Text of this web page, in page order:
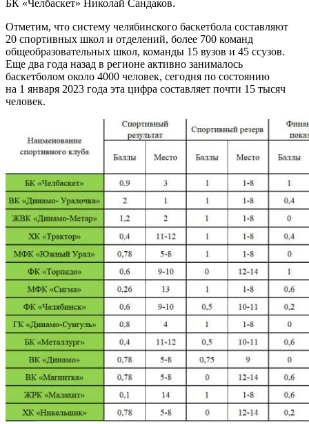
БК «Челбаскет» Николай Сандаков.
Отметим, что систему челябинского баскетбола составляют
20 спортивных школ и отделений, более 700 команд
общеобразовательных школ, команды 15 вузов и 45 ссузов.
Еще два года назад в регионе активно занималось
баскетболом около 4000 человек, сегодня по состоянию
на 1 января 2023 года эта цифра составляет почти 15 тысяч
человек.